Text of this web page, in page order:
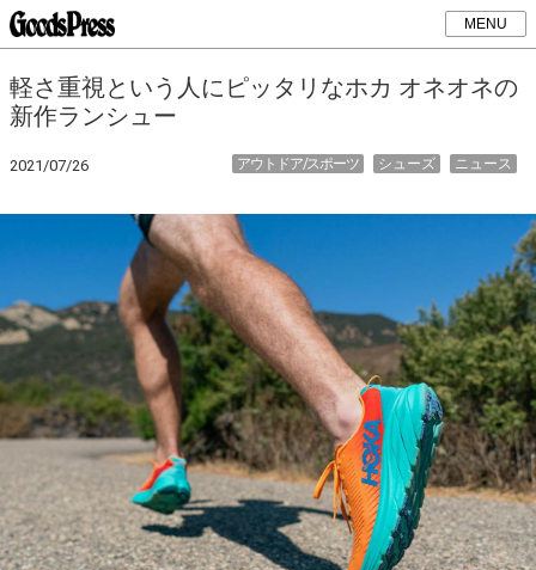
MENU
軽さ重視という人にピッタリなホカ オネオネの
新作ランシュー
2021/07/26 ニュース
シューズ
アウトドア/スポーツ